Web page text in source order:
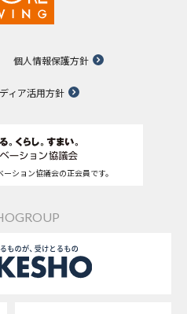
個人情報保護方針
ィア活用方針
ーション協議会の正会員です。